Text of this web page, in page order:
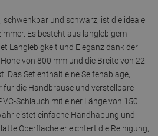
schwenkbar und schwarz, ist die ideale
Es besteht aus langlebigem
Langlebigkeit und Eleganz dank der
von 800 mm und die Breite von 22
Das Set enthält eine Seifenablage,
für die Handbrause und verstellbare
Schlauch mit einer Länge von 150
einfache Handhabung und
Oberfläche erleichtert die Reinigung,